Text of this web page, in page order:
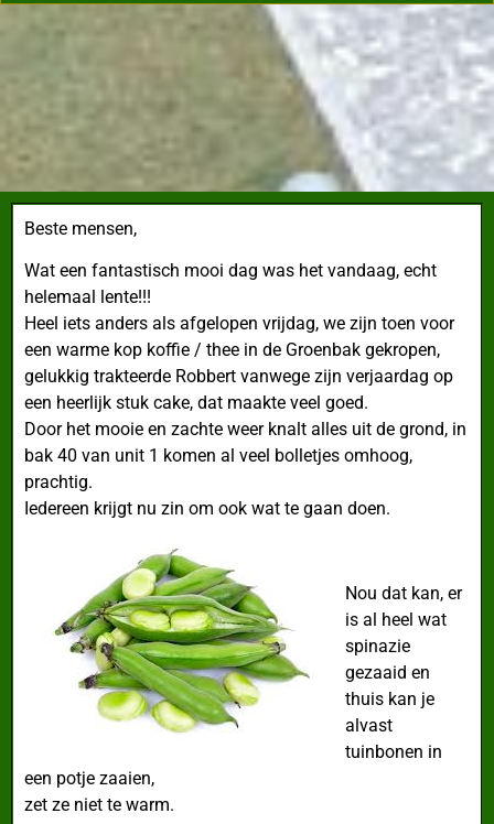
Beste mensen,
Wat een fantastisch mooi dag was het vandaag, echt
helemaal lente!!!
Heel iets anders als afgelopen vrijdag, we zijn toen voor
een warme kop koffie / thee in de Groenbak gekropen,
gelukkig trakteerde Robbert vanwege zijn verjaardag op
een heerlijk stuk cake, dat maakte veel goed.
Door het mooie en zachte weer knalt alles uit de grond, in
bak 40 van unit 1 komen al veel bolletjes omhoog,
prachtig.
Iedereen krijgt nu zin om ook wat te gaan doen.
Nou dat kan, er
is al heel wat
spinazie
gezaaid en
thuis kan je
alvast
tuinbonen in
een potje zaaien,
zet ze niet te warm.